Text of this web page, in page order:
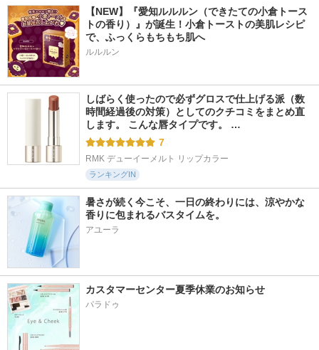
【NEW】『愛知ルルルン（できたての小倉トース
トの香り）』が誕生！小倉トーストの美肌レシピ
で、ふっくらもちもち肌へ
ルルルン
しばらく使ったので必ずグロスで仕上げる派（数
時間経過後の対策）としてのクチコミをまとめ直
します。 こんな唇タイプです。 …
7
RMK デューイーメルト リップカラー
ランキングIN
暑さが続く今こそ、一日の終わりには、涼やかな
香りに包まれるバスタイムを。
アユーラ
カスタマーセンター夏季休業のお知らせ
パラドゥ